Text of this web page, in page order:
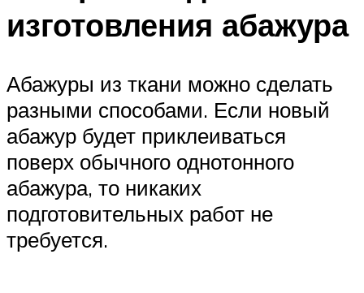
изготовления абажура
Абажуры из ткани можно сделать
разными способами. Если новый
абажур будет приклеиваться
поверх обычного однотонного
абажура, то никаких
подготовительных работ не
требуется.